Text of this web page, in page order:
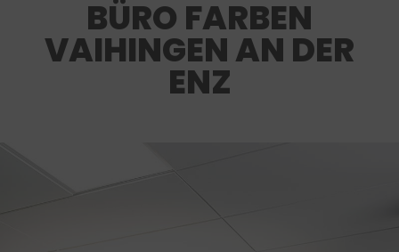
BÜRO FARBEN
VAIHINGEN AN DER
ENZ